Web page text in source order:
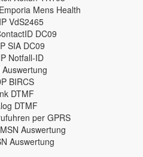
Mens Health
VdS2465
DC09
SIA DC09
Notfall-ID
BIRCS
DTMF
DTMF
per GPRS
Auswertung
Auswertung